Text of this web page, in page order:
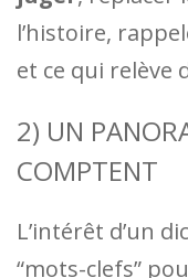
l’histoire,
et ce qui relève
2) UN
COMPTENT
L’intérêt d’un
“mots-clefs”